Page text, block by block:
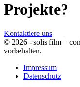
Projekte?
Kontaktiere uns
© 2026 - solis film +
vorbehalten.
Impressum
Datenschutz